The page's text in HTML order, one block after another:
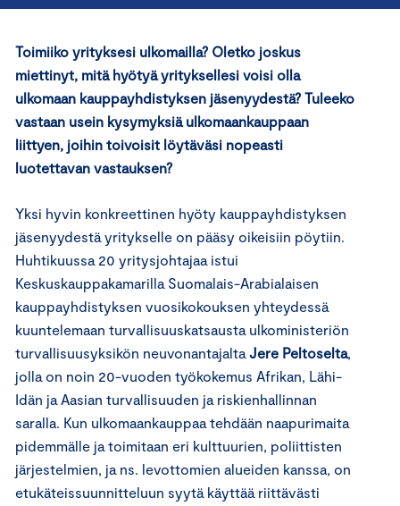
Toimiiko yrityksesi ulkomailla? Oletko joskus
miettinyt, mitä hyötyä yrityksellesi voisi olla
ulkomaan kauppayhdistyksen jäsenyydestä? Tuleeko
vastaan usein kysymyksiä ulkomaankauppaan
liittyen, joihin toivoisit löytäväsi nopeasti
luotettavan vastauksen?
Yksi hyvin konkreettinen hyöty kauppayhdistyksen
jäsenyydestä yritykselle on pääsy oikeisiin pöytiin.
Huhtikuussa 20 yritysjohtajaa istui
Keskuskauppakamarilla Suomalais-Arabialaisen
kauppayhdistyksen vuosikokouksen yhteydessä
kuuntelemaan turvallisuuskatsausta ulkoministeriön
turvallisuusyksikön neuvonantajalta Jere Peltoselta,
jolla on noin 20-vuoden työkokemus Afrikan, Lähi-
Idän ja Aasian turvallisuuden ja riskienhallinnan
saralla. Kun ulkomaankauppaa tehdään naapurimaita
pidemmälle ja toimitaan eri kulttuurien, poliittisten
järjestelmien, ja ns. levottomien alueiden kanssa, on
etukäteissuunnitteluun syytä käyttää riittävästi